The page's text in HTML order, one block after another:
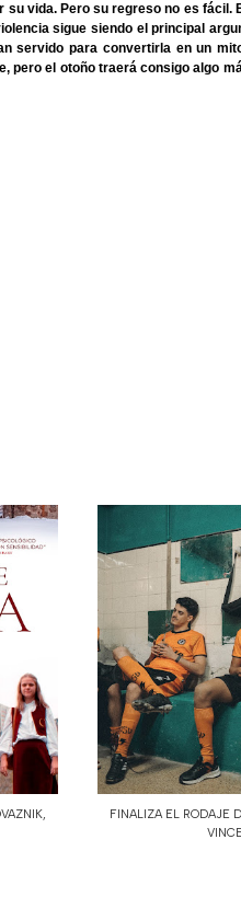
vida. Pero su regreso no es fácil.
sigue siendo el principal
servido para convertirla en un
pero el otoño traerá consigo algo
FINALIZA EL RODAJE